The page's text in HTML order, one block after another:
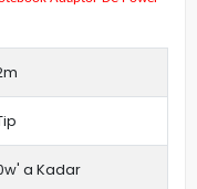
a Kadar